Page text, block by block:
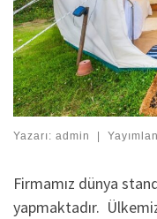
Yazarı: admin |
Firmamız dünya
yapmaktadır.